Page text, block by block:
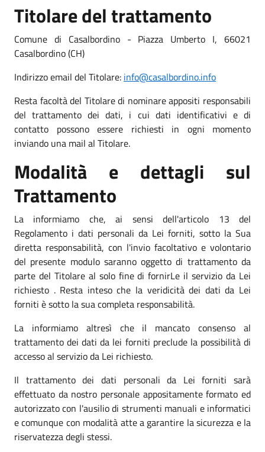
Titolare del trattamento
Comune di Casalbordino - Piazza Umberto I, 66021
Casalbordino (CH)
Indirizzo email del Titolare: info@casalbordino.info
Resta facoltà del Titolare di nominare appositi responsabili
del trattamento dei dati, i cui dati identificativi e di
contatto possono essere richiesti in ogni momento
inviando una mail al Titolare.
Modalità e dettagli sul
Trattamento
La informiamo che, ai sensi dell'articolo 13 del
Regolamento i dati personali da Lei forniti, sotto la Sua
diretta responsabilità, con l'invio facoltativo e volontario
del presente modulo saranno oggetto di trattamento da
parte del Titolare al solo fine di fornirLe il servizio da Lei
richiesto . Resta inteso che la veridicità dei dati da Lei
forniti è sotto la sua completa responsabilità.
La informiamo altresì che il mancato consenso al
trattamento dei dati da lei forniti preclude la possibilità di
accesso al servizio da Lei richiesto.
Il trattamento dei dati personali da Lei forniti sarà
effettuato da nostro personale appositamente formato ed
autorizzato con l'ausilio di strumenti manuali e informatici
e comunque con modalità atte a garantire la sicurezza e la
riservatezza degli stessi.